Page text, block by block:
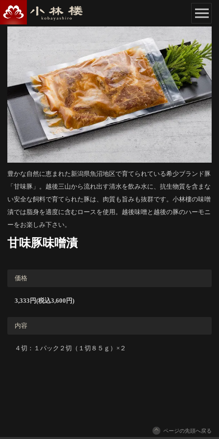
豊かな自然に恵まれた新潟県魚沼地区で育てられている希少ブランド豚
「甘味豚」。越後三山から流れ出す清水を飲み水に、抗生物質を含まな
い安全な飼料で育てられた豚は、肉質も旨みも抜群です。小林樓の味噌
漬では脂身を適度に含むロースを使用。越後味噌と越後の豚のハーモニ
ーをお楽しみ下さい。
甘味豚味噌漬
価格
3,333円(税込3,600円)
内容
４切：１パック２切（１切８５ｇ）×２
ページの先頭へ戻る